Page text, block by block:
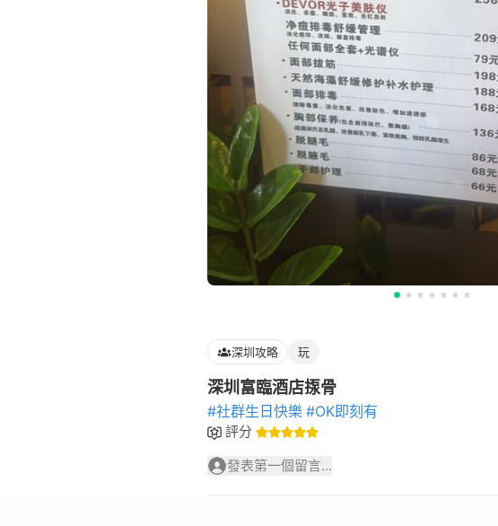
深圳攻略 玩
深圳富臨酒店揼骨
#社群生日快樂 #OK即刻有
評分
發表第一個留言...